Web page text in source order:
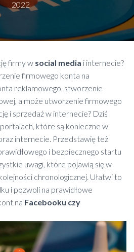
2022
firmy w social media i internecie?
firmowego konta na
reklamowego, stworzenie
a może utworzenie firmowego
i sprzedaż w internecie? Dziś
które są konieczne w
internecie. Przedstawię też
i bezpiecznego startu
uwagi, które pojawią się w
chronologicznej. Ułatwi to
i pozwoli na prawidłowe
na Facebooku czy